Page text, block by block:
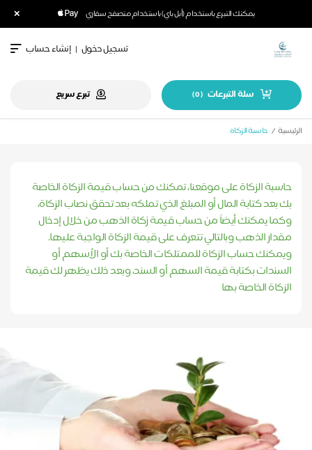
يمكنك التبرع باستخدام (أبل باي) باستخدام متصفح سفاري ×
تسجيل دخول | إنشاء حساب
سلة التبرعات (
0
) تبرع سريع
الرئيسية حاسبة الزكاة
حاسبة الزكاة على موقعنا، تمكنك من حساب قيمة الزكاة الخاصة
بك بعد كتابة المال أو المبلغ الذي تملكه بعد تحقق نصاب الزكاة،
وكما يمكنك أيضاً من حساب قيمة زكاة الذهب من خلال إدخال
مقدار الذهب وبالتالي تتعرف على قيمة الزكاة الواجبة عليها.
ويمكنك حساب الزكاة للممتلكات الخاصة بك أو الأسهم أو
السندات بكتابة قيمة السهم أو السند، وبعد ذلك يظهر لك قيمة
الزكاة الخاصة بها